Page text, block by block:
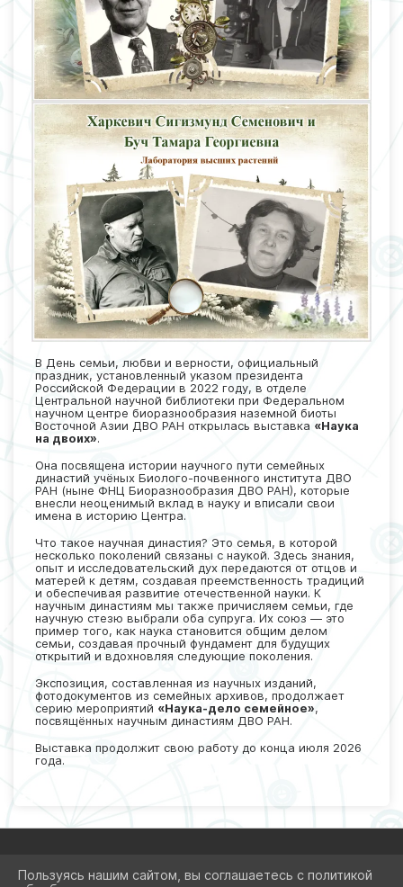
В День семьи, любви и верности, официальный
праздник, установленный указом президента
Российской Федерации в 2022 году, в отделе
Центральной научной библиотеки при Федеральном
научном центре биоразнообразия наземной биоты
Восточной Азии ДВО РАН открылась выставка «Наука
на двоих».
Она посвящена истории научного пути семейных
династий учёных Биолого-почвенного института ДВО
РАН (ныне ФНЦ Биоразнообразия ДВО РАН), которые
внесли неоценимый вклад в науку и вписали свои
имена в историю Центра.
Что такое научная династия? Это семья, в которой
несколько поколений связаны с наукой. Здесь знания,
опыт и исследовательский дух передаются от отцов и
матерей к детям, создавая преемственность традиций
и обеспечивая развитие отечественной науки. К
научным династиям мы также причисляем семьи, где
научную стезю выбрали оба супруга. Их союз — это
пример того, как наука становится общим делом
семьи, создавая прочный фундамент для будущих
открытий и вдохновляя следующие поколения.
Экспозиция, составленная из научных изданий,
фотодокументов из семейных архивов, продолжает
серию мероприятий «Наука-дело семейное»,
посвящённых научным династиям ДВО РАН.
Выставка продолжит свою работу до конца июля 2026
года.
Пользуясь нашим сайтом, вы соглашаетесь с политикой